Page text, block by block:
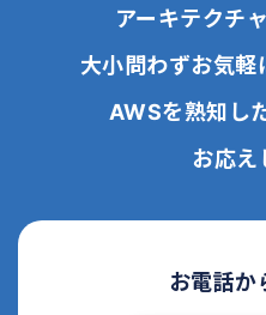
アーキテクチ
大小問わずお気軽
AWSを熟知し
お応え
お電話か